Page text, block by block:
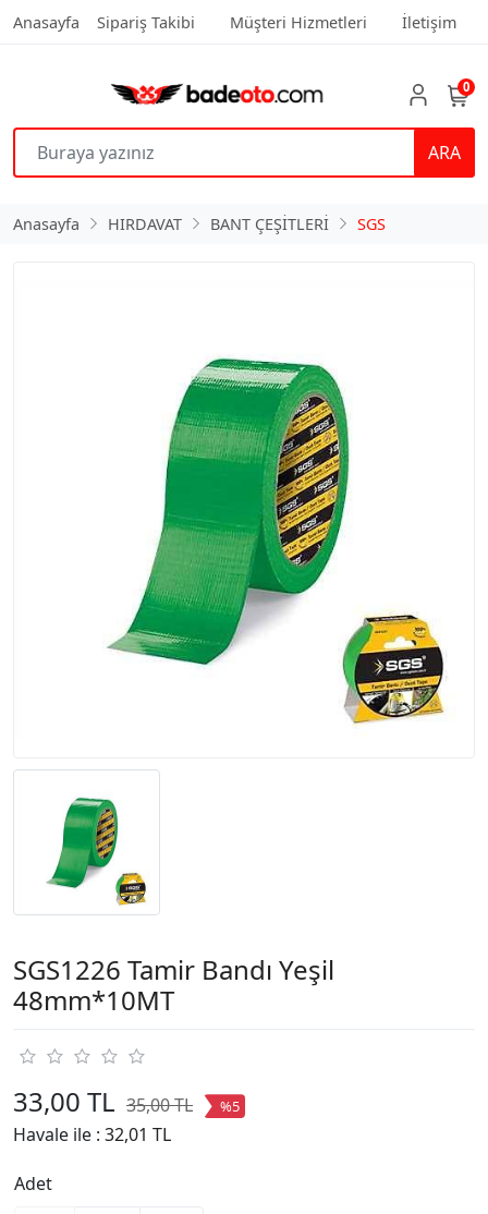
Anasayfa Sipariş Takibi Müşteri Hizmetleri İletişim
ARA
0
Anasayfa HIRDAVAT BANT ÇEŞİTLERİ SGS
SGS1226 Tamir Bandı Yeşil
48mm*10MT
33,00 TL 35,00 TL %5
Havale ile : 32,01 TL
Adet